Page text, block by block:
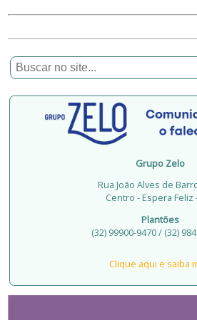
Grupo Zelo
Rua João Alves de
Centro - Espera Feliz
Plantões
(32) 99900-9470 / (32)
Clique aqui e saiba